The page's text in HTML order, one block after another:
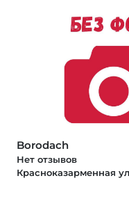
Borodach
Нет отзывов
Красноказарменная